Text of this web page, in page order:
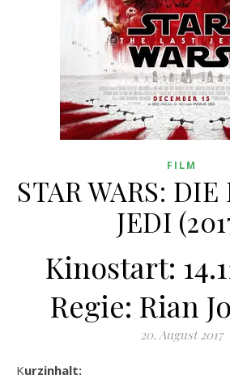
FILM
STAR WARS:
JEDI
Kinostart:
Regie: Rian
20. August 2017
Kurzinhalt: